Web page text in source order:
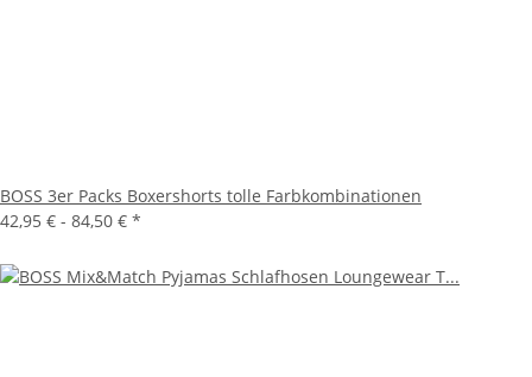
BOSS 3er Packs Boxershorts tolle Farbkombinationen
42,95 € - 84,50 € *